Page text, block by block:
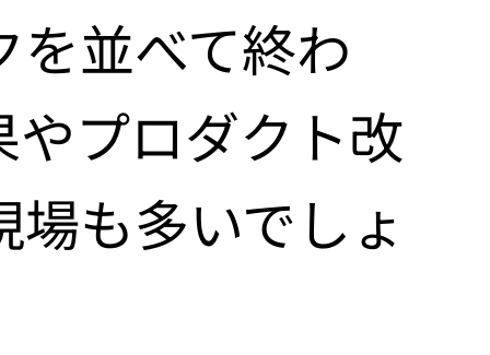
並べて終わ
プロダクト改
も多いでしょ